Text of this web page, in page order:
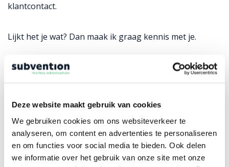
Deze website maakt gebruik van cookies
We gebruiken cookies om ons websiteverkeer te
analyseren, om content en advertenties te personaliseren
en om functies voor social media te bieden. Ook delen
we informatie over het gebruik van onze site met onze
klantcontact.
Lijkt het je wat? Dan maak ik graag kennis met je.